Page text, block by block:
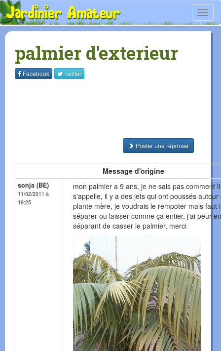
palmier d'exterieur
Facebook Twitter
Poster une réponse
Message d'origine
sonja (BE)
11/02/2011 à
19:25
mon palmier a 9 ans, je ne sais pas comment il
s'appelle, il y a des jets qui ont poussés autour
plante mère, je voudrais le rempoter mais faut
séparer ou laisser comme ça entier, j'ai peur
séparant de casser le palmier, merci